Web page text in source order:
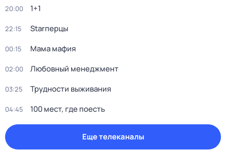
20:00 1+1
22:15 Starперцы
00:15 Мама мафия
02:00 Любовный менеджмент
03:25 Трудности выживания
04:45 100 мест, где поесть
Еще телеканалы